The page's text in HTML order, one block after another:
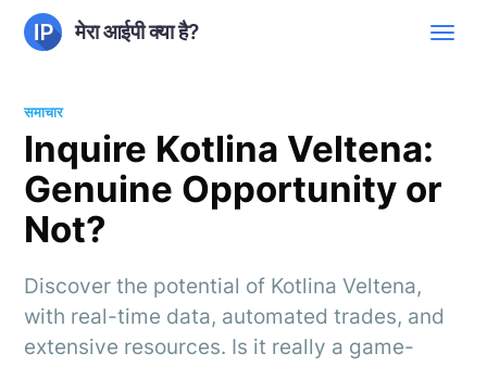
मेरा आईपी क्या है?
समाचार
Inquire Kotlina Veltena:
Genuine Opportunity or
Not?
Discover the potential of Kotlina Veltena,
with real-time data, automated trades, and
extensive resources. Is it really a game-